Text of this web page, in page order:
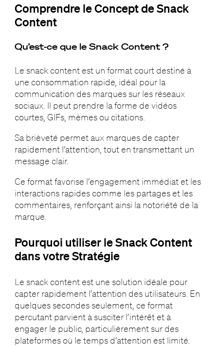
Comprendre le Concept de Snack
Content
Qu’est-ce que le Snack Content ?
Le snack content est un format court destiné à
une consommation rapide, idéal pour la
communication des marques sur les réseaux
sociaux. Il peut prendre la forme de vidéos
courtes, GIFs, mèmes ou citations.
Sa brièveté permet aux marques de capter
rapidement l’attention, tout en transmettant un
message clair.
Ce format favorise l’engagement immédiat et les
interactions rapides comme les partages et les
commentaires, renforçant ainsi la notoriété de la
marque.
Pourquoi utiliser le Snack Content
dans votre Stratégie
Le snack content est une solution idéale pour
capter rapidement l’attention des utilisateurs. En
quelques secondes seulement, ce format
percutant parvient à susciter l’intérêt et à
engager le public, particulièrement sur des
plateformes où le temps d’attention est limité.